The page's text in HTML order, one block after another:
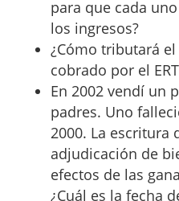
para que cada
los ingresos?
¿Cómo tributará
cobrado por el
En 2002 vendí un
padres. Uno
2000. La escritura
adjudicación de
efectos de las
¿Cuál es la fecha